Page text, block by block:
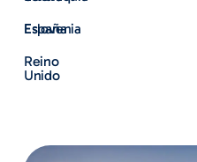
Eslovenia
España
Reino
Unido